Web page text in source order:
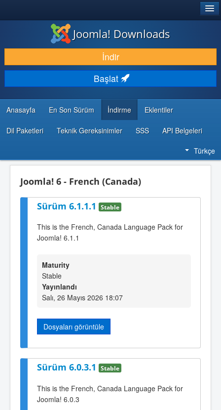
İNDIR & GENIŞLET
KEŞFET & ÖĞREN
TOPLULUK & DESTEK
GELIŞTIRICI KAYNAKLARI
Joomla! Downloads
İndir
Başlat
Anasayfa En Son Sürüm İndirme Eklentiler
Dil Paketleri Teknik Gereksinimler SSS API Belgeleri
Türkçe
Joomla! 6 - French (Canada)
Sürüm 6.1.1.1 Stable
This is the French, Canada Language Pack for
Joomla! 6.1.1
Maturity
Stable
Yayınlandı
Salı, 26 Mayıs 2026 18:07
Dosyaları görüntüle
Sürüm 6.0.3.1 Stable
This is the French, Canada Language Pack for
Joomla! 6.0.3